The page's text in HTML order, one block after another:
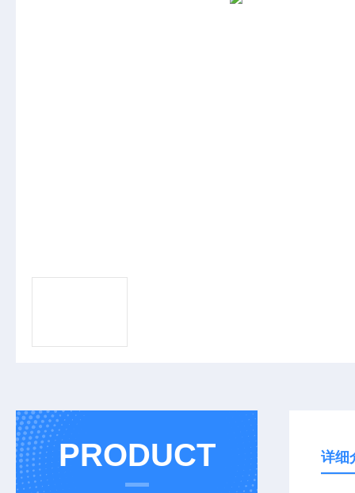
PRODUCT 详细